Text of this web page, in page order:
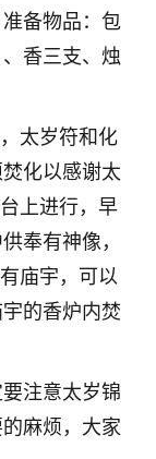
备物品：包
香三支、烛
太岁符和化
化以感谢太
上进行，早
奉有神像，
庙宇，可以
的香炉内焚
注意太岁锦
麻烦，大家
12
15
超度，她今年
开始我经常
找到慧来老
没有梦到过
心安，给亡母
。